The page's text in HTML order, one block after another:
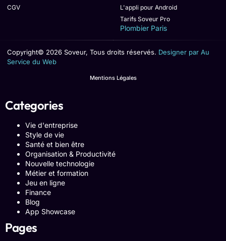
CGV
L'appli pour Android
Tarifs Soveur Pro
Plombier Paris
Copyright© 2026 Soveur, Tous droits réservés. Designer par Au
Service du Web
Mentions Légales
Categories
Vie d'entreprise
Style de vie
Santé et bien être
Organisation & Productivité
Nouvelle technologie
Métier et formation
Jeu en ligne
Finance
Blog
App Showcase
Pages